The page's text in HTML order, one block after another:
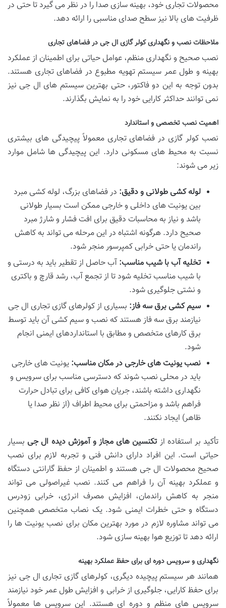
محصولات تجاری خود، بهینه سازی صدا را در نظر می گیرد تا حتی در
ظرفیت های بالا نیز سطح صدای مناسبی را ارائه دهد.
ملاحظات نصب و نگهداری کولر گازی ال جی در فضاهای تجاری
نصب صحیح و نگهداری منظم، عوامل حیاتی برای اطمینان از عملکرد
بهینه و طول عمر سیستم تهویه مطبوع در فضاهای تجاری هستند.
بدون توجه به این دو فاکتور، حتی بهترین سیستم های ال جی نیز
نمی توانند حداکثر کارایی خود را به نمایش بگذارند.
اهمیت نصب تخصصی و استاندارد
نصب کولر گازی در فضاهای تجاری معمولاً پیچیدگی های بیشتری
نسبت به محیط های مسکونی دارد. این پیچیدگی ها شامل موارد
زیر می شوند:
لوله کشی طولانی و دقیق: در فضاهای بزرگ، لوله کشی مبرد
بین یونیت های داخلی و خارجی ممکن است بسیار طولانی
باشد و نیاز به محاسبات دقیق برای افت فشار و شارژ مبرد
صحیح دارد. هرگونه اشتباه در این مرحله می تواند به کاهش
راندمان یا حتی خرابی کمپرسور منجر شود.
تخلیه آب با شیب مناسب: آب حاصل از تقطیر باید به درستی و
با شیب مناسب تخلیه شود تا از تجمع آب، رشد قارچ و باکتری
و نشتی جلوگیری شود.
سیم کشی برق سه فاز: بسیاری از کولرهای گازی تجاری ال جی
نیازمند برق سه فاز هستند که نصب و سیم کشی آن باید توسط
برق کارهای متخصص و مطابق با استانداردهای ایمنی انجام
شود.
نصب یونیت های خارجی در مکان مناسب: یونیت های خارجی
باید در محلی نصب شوند که دسترسی مناسب برای سرویس و
نگهداری داشته باشند، جریان هوای کافی برای تبادل حرارت
فراهم باشد و مزاحمتی برای محیط اطراف (از نظر صدا یا
ظاهر) ایجاد نکنند.
تأکید بر استفاده ازتکنسین های مجاز و آموزش دیده ال جی بسیار
حیاتی است. این افراد دارای دانش فنی و تجربه لازم برای نصب
صحیح محصولات ال جی هستند و اطمینان از حفظ گارانتی دستگاه
و عملکرد بهینه آن را فراهم می کنند. نصب غیراصولی می تواند
منجر به کاهش راندمان، افزایش مصرف انرژی، خرابی زودرس
دستگاه و حتی خطرات ایمنی شود. یک نصاب متخصص همچنین
می تواند مشاوره لازم در مورد بهترین مکان برای نصب یونیت ها را
ارائه دهد تا توزیع هوا بهینه سازی شود.
نگهداری و سرویس دوره ای برای حفظ عملکرد بهینه
همانند هر سیستم پیچیده دیگری، کولرهای گازی تجاری ال جی نیز
برای حفظ کارایی، جلوگیری از خرابی و افزایش طول عمر خود نیازمند
سرویس های منظم و دوره ای هستند. این سرویس ها معمولاً